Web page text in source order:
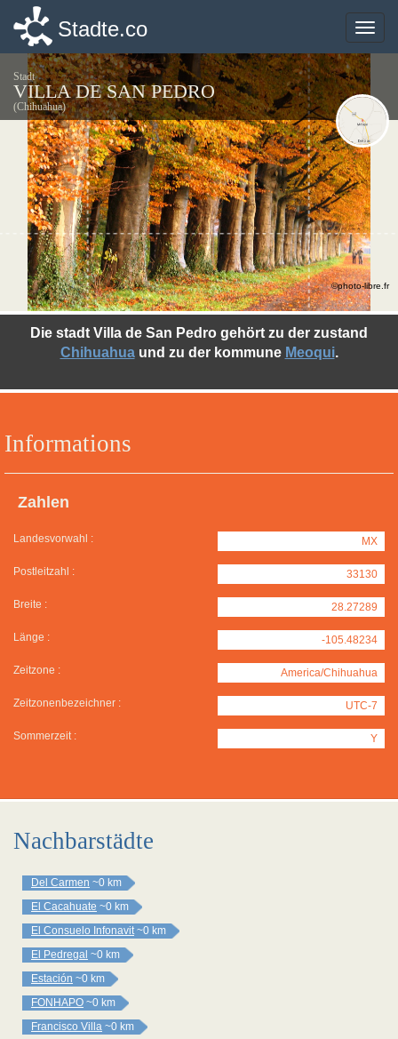
Toggle
Stadte.co
Stadt
VILLA DE SAN PEDRO
(Chihuahua)
Informations
Zahlen
Landesvorwahl : MX
Postleitzahl : 33130
Breite : 28.27289
Länge : -105.48234
Zeitzone : America/Chihuahua
Zeitzonenbezeichner : UTC-7
Sommerzeit : Y
Die stadt Villa de San Pedro gehört zu der zustand
Chihuahuaund zu der kommune Meoqui.
©photo-libre.fr
Nachbarstädte
Del Carmen ~0 km
El Cacahuate ~0 km
El Consuelo Infonavit ~0 km
El Pedregal ~0 km
Estación ~0 km
FONHAPO ~0 km
Francisco Villa ~0 km
Toggle
Stadte.co